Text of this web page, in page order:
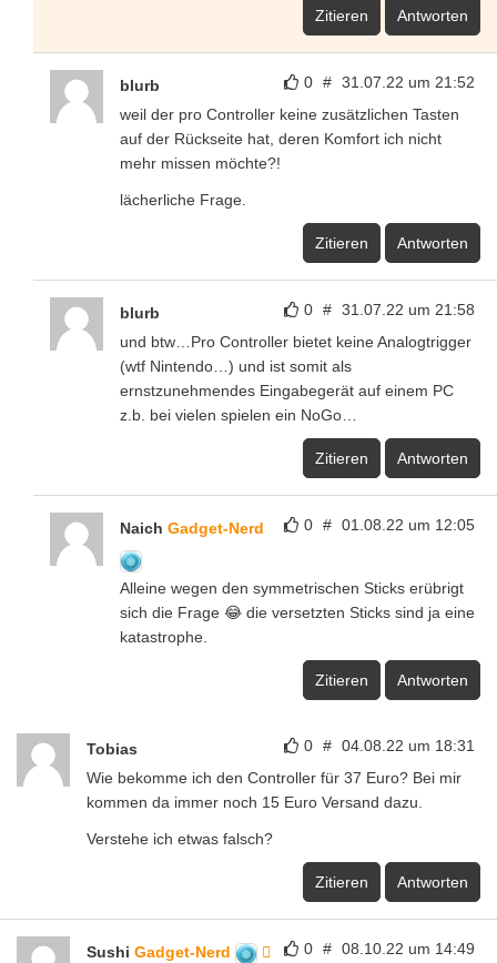
Zitieren Antworten
0 # 31.07.22 um 21:52
blurb
weil der pro Controller keine zusätzlichen Tasten
auf der Rückseite hat, deren Komfort ich nicht
mehr missen möchte?!
lächerliche Frage.
Zitieren Antworten
0 # 31.07.22 um 21:58
blurb
und btw…Pro Controller bietet keine Analogtrigger
(wtf Nintendo…) und ist somit als
ernstzunehmendes Eingabegerät auf einem PC
z.b. bei vielen spielen ein NoGo…
Zitieren Antworten
0 # 01.08.22 um 12:05
Naich Gadget-Nerd
Alleine wegen den symmetrischen Sticks erübrigt
sich die Frage 😂 die versetzten Sticks sind ja eine
katastrophe.
Zitieren Antworten
0 # 04.08.22 um 18:31
Tobias
Wie bekomme ich den Controller für 37 Euro? Bei mir
kommen da immer noch 15 Euro Versand dazu.
Verstehe ich etwas falsch?
Zitieren Antworten
0 # 08.10.22 um 14:49
Sushi Gadget-Nerd